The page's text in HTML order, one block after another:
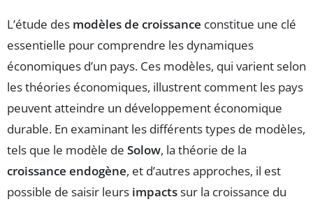
L’étude des modèles de croissance constitue une clé
essentielle pour comprendre les dynamiques
économiques d’un pays. Ces modèles, qui varient selon
les théories économiques, illustrent comment les pays
peuvent atteindre un développement économique
durable. En examinant les différents types de modèles,
tels que le modèle de Solow, la théorie de la
croissance endogène, et d’autres approches, il est
possible de saisir leurs impactssur la croissance du